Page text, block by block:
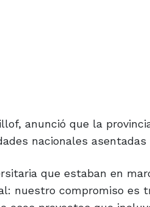
anunció que la
nacionales asentadas
que estaban en
nuestro compromiso